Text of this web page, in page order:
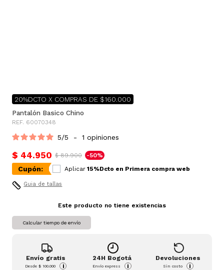
20%DCTO X COMPRAS DE $160.000
Pantalón Basico Chino
REF. 60070348
5/5 - 1 opiniones
$ 44.950 $ 89.900 -50%
Cupón: Aplicar 15%Dcto en Primera compra web
Guia de tallas
Este producto no tiene existencias
Calcular tiempo de envío
Envío gratis
Desde$ 100.000 i
24H Bogotá
Envío express i
Devoluciones
Sin costo i